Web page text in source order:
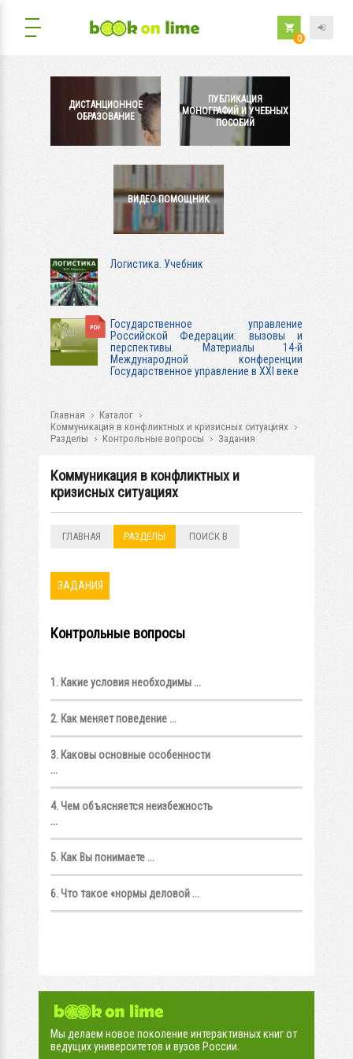
0
ДИСТАНЦИОННОЕ
ОБРАЗОВАНИЕ
ПУБЛИКАЦИЯ
МОНОГРАФИЙ И УЧЕБНЫХ
ПОСОБИЙ
ВИДЕО ПОМОЩНИК
Логистика. Учебник
Государственное управление
Российской Федерации: вызовы и
перспективы. Материалы 14-й
Международной конференции
Государственное управление в XXI веке
Главная
Каталог
Коммуникация в конфликтных и кризисных ситуациях
Разделы
Контрольные вопросы Задания
Коммуникация в конфликтных и
кризисных ситуациях
ГЛАВНАЯ РАЗДЕЛЫ
ПОИСК В
ЗАДАНИЯ
Контрольные вопросы
1. Какие условия необходимы ...
2. Как меняет поведение ...
3. Каковы основные особенности
...
4. Чем объясняется неизбежность
...
5. Как Вы понимаете ...
6. Что такое «нормы деловой ...
Мы делаем новое поколение интерактивных книг от
ведущих университетов и вузов России.